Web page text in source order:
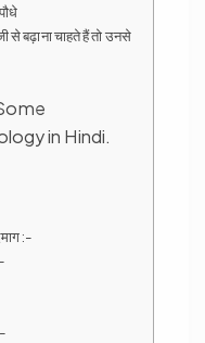
से बढ़ाना चाहते हैं तो उनसे
in Hindi.
:-